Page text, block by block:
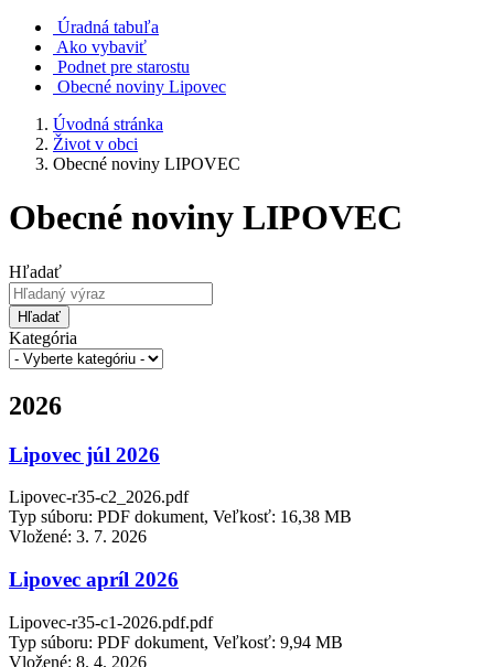
Úradná tabuľa
Ako vybaviť
Podnet pre starostu
Obecné noviny Lipovec
Úvodná stránka
Život v obci
Obecné noviny LIPOVEC
Obecné noviny LIPOVEC
Hľadať
Hľadať
Kategória
2026
Lipovec júl 2026
Lipovec-r35-c2_2026.pdf
Typ súboru: PDF dokument, Veľkosť: 16,38 MB
Vložené: 3. 7. 2026
Lipovec apríl 2026
Lipovec-r35-c1-2026.pdf.pdf
Typ súboru: PDF dokument, Veľkosť: 9,94 MB
Vložené: 8. 4. 2026